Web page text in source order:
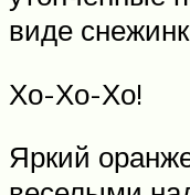
виде
Хо-Хо-Хо!
Яркий